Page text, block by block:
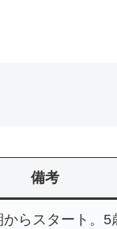
備考
らスタート。5